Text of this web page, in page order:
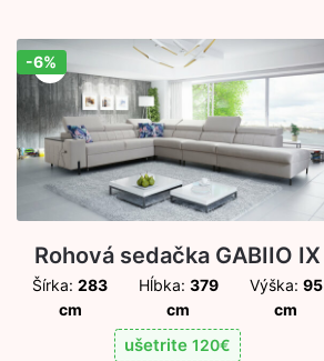
Zľava!
-6%
Rohová sedačka GABIIO IX
Šírka: 283
cm
Hĺbka: 379
cm
Výška: 95
cm
ušetrite 120€